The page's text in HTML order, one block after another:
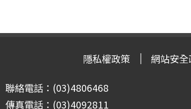
隱私權政策 網站安
聯絡電話：(03)4806468
傳真電話：(03)4092811